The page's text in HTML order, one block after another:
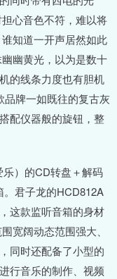
心音色不符，难以将
知道一开声居然如此
幽黄光，以为是数十
的线条力度也有胆机
品牌一如既往的复古灰
配仪器般的旋钮，整
）的CD转盘＋解码
君子龙的HCD812A
这款监听音箱的身材
宽阔动态范围强大、
同时还配备了小型的
行音乐的制作、视频